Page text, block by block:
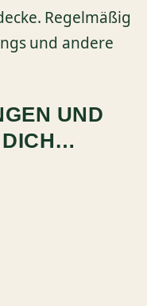
Regelmäßig
und andere
UND
DICH…